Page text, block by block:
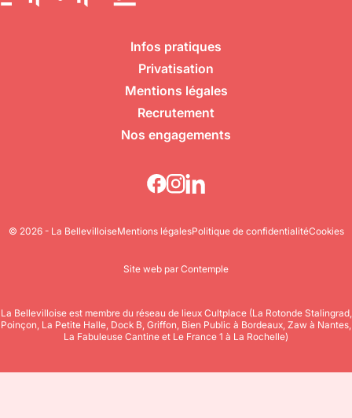
Infos pratiques
Privatisation
Mentions légales
Recrutement
Nos engagements
© 2026 - La BellevilloiseMentions légalesPolitique de confidentialitéCookies
Site web par Contemple
La Bellevilloise est membre du réseau de lieux Cultplace (La Rotonde Stalingrad,
Poinçon, La Petite Halle, Dock B, Griffon, Bien Public à Bordeaux, Zaw à Nantes,
La Fabuleuse Cantine et Le France 1 à La Rochelle)